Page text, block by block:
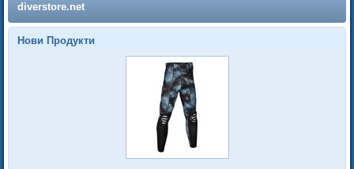
diverstore.net
Нови Продукти